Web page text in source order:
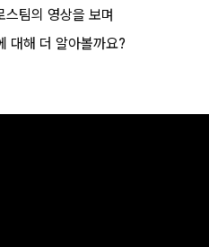
스팀의 영상을 보며
대해 더 알아볼까요?